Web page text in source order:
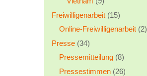
Freiwilligenarbeit(15)
Online-Freiwilligenarbeit(2)
Presse(34)
Pressemitteilung(8)
Pressestimmen(26)